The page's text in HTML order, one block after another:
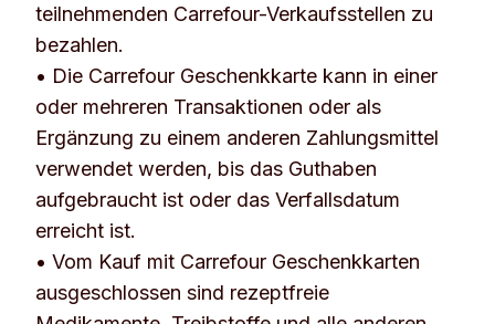
teilnehmenden Carrefour-Verkaufsstellen zu
bezahlen.
• Die Carrefour Geschenkkarte kann in einer
oder mehreren Transaktionen oder als
Ergänzung zu einem anderen Zahlungsmittel
verwendet werden, bis das Guthaben
aufgebraucht ist oder das Verfallsdatum
erreicht ist.
• Vom Kauf mit Carrefour Geschenkkarten
ausgeschlossen sind rezeptfreie